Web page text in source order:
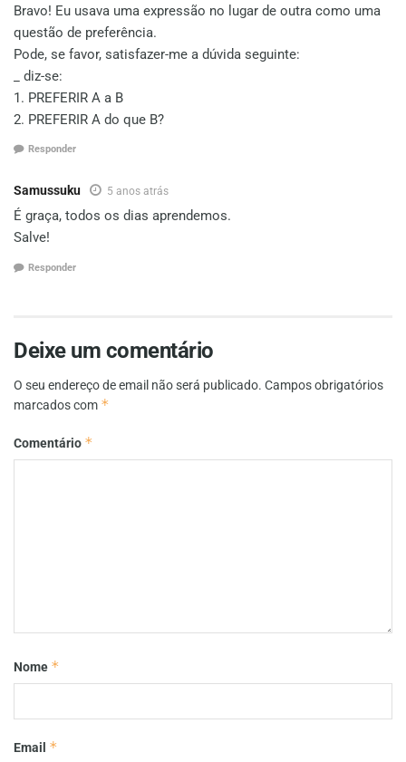
Bravo! Eu usava uma expressão no lugar de outra como uma
questão de preferência.
Pode, se favor, satisfazer-me a dúvida seguinte:
_ diz-se:
1. PREFERIR A a B
2. PREFERIR A do que B?
Responder
Samussuku 5 anos atrás
É graça, todos os dias aprendemos.
Salve!
Responder
Deixe um comentário
O seu endereço de email não será publicado. Campos obrigatórios
marcados com *
Comentário *
Nome *
Email *